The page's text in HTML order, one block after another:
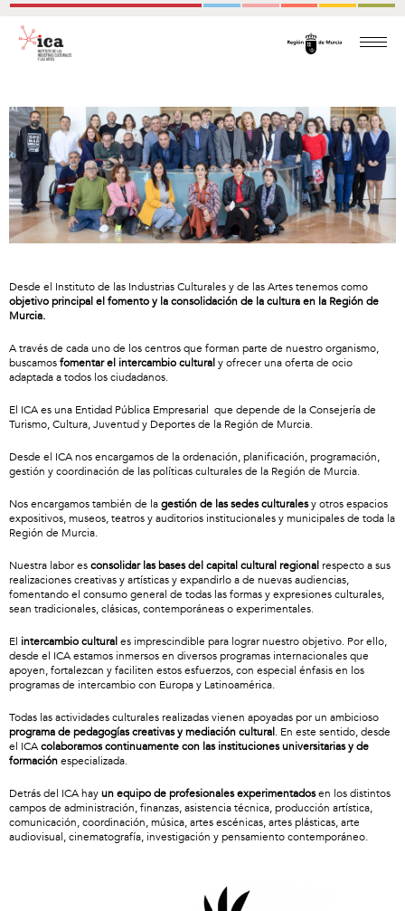
Desde el Instituto de las Industrias Culturales y de las Artes tenemos como
objetivo principal el fomento y la consolidación de la cultura en la Región de
Murcia.
A través de cada uno de los centros que forman parte de nuestro organismo,
buscamosfomentar el intercambio culturaly ofrecer una oferta de ocio
adaptada a todos los ciudadanos.
El ICA es una Entidad Pública Empresarial que depende de la Consejería de
Turismo, Cultura, Juventud y Deportes de la Región de Murcia.
Desde el ICA nos encargamos de la ordenación, planificación, programación,
gestión y coordinación de las políticas culturales de la Región de Murcia.
Nos encargamos también de lagestión de las sedes culturalesy otros espacios
expositivos, museos, teatros y auditorios institucionales y municipales de toda la
Región de Murcia.
Nuestra labor esconsolidar las bases del capital cultural regional respecto a sus
realizaciones creativas y artísticas y expandirlo a de nuevas audiencias,
fomentando el consumo general de todas las formas y expresiones culturales,
sean tradicionales, clásicas, contemporáneas o experimentales.
El intercambio culturales imprescindible para lograr nuestro objetivo. Por ello,
desde el ICA estamos inmersos en diversos programas internacionales que
apoyen, fortalezcan y faciliten estos esfuerzos, con especial énfasis en los
programas de intercambio con Europa y Latinoamérica.
Todas las actividades culturales realizadas vienen apoyadas por un ambicioso
programa de pedagogías creativas y mediación cultural. En este sentido, desde
el ICAcolaboramos continuamente con las instituciones universitarias y de
formaciónespecializada.
Detrás del ICA hayun equipo de profesionales experimentadosen los distintos
campos de administración, finanzas, asistencia técnica, producción artística,
comunicación, coordinación, música, artes escénicas, artes plásticas, arte
audiovisual, cinematografía, investigación y pensamiento contemporáneo.